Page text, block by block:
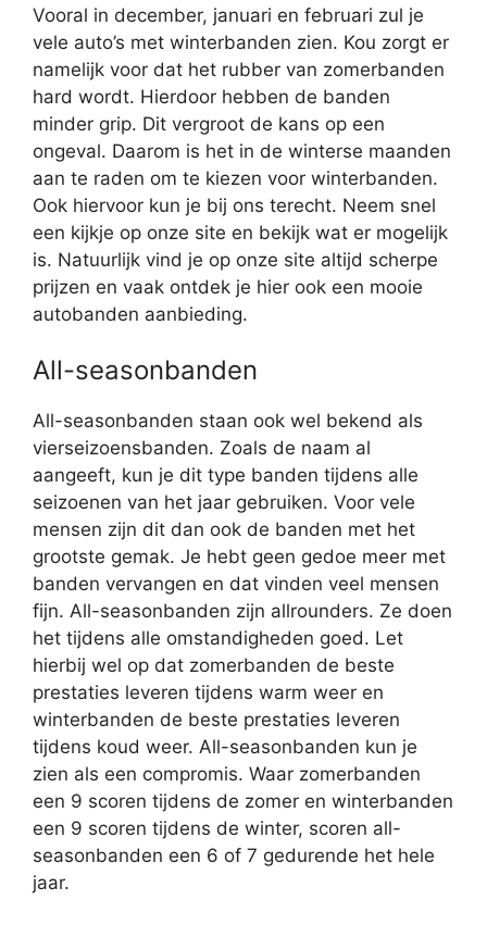
Vooral in december, januari en februari zul je
vele auto’s met winterbanden zien. Kou zorgt er
namelijk voor dat het rubber van zomerbanden
hard wordt. Hierdoor hebben de banden
minder grip. Dit vergroot de kans op een
ongeval. Daarom is het in de winterse maanden
aan te raden om te kiezen voor winterbanden.
Ook hiervoor kun je bij ons terecht. Neem snel
een kijkje op onze site en bekijk wat er mogelijk
is. Natuurlijk vind je op onze site altijd scherpe
prijzen en vaak ontdek je hier ook een mooie
autobanden aanbieding.
All-seasonbanden
All-seasonbanden staan ook wel bekend als
vierseizoensbanden. Zoals de naam al
aangeeft, kun je dit type banden tijdens alle
seizoenen van het jaar gebruiken. Voor vele
mensen zijn dit dan ook de banden met het
grootste gemak. Je hebt geen gedoe meer met
banden vervangen en dat vinden veel mensen
fijn. All-seasonbanden zijn allrounders. Ze doen
het tijdens alle omstandigheden goed. Let
hierbij wel op dat zomerbanden de beste
prestaties leveren tijdens warm weer en
winterbanden de beste prestaties leveren
tijdens koud weer. All-seasonbanden kun je
zien als een compromis. Waar zomerbanden
een 9 scoren tijdens de zomer en winterbanden
een 9 scoren tijdens de winter, scoren all-
seasonbanden een 6 of 7 gedurende het hele
jaar.